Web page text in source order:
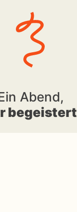
Abend,
begeistert